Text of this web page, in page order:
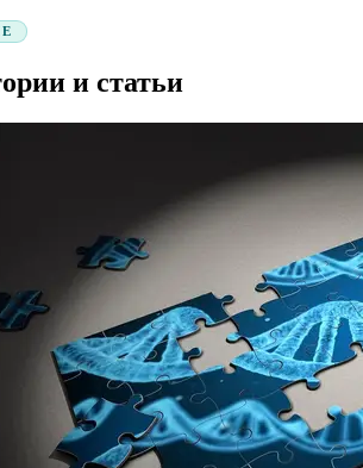
и статьи